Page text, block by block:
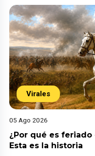
Virales
05 Ago 2026
¿Por qué es
Esta es la historia